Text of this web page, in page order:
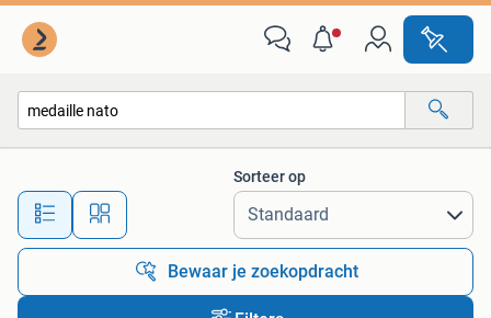
Alle afstanden…
Sorteer op
Bewaar je zoekopdracht